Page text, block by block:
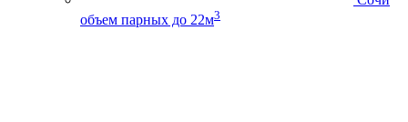
объем парных до 22м3